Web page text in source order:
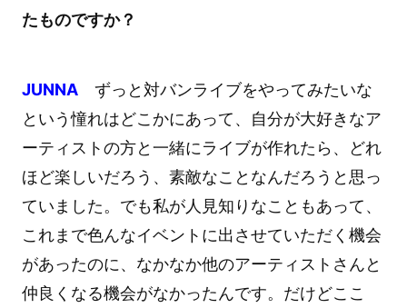
たものですか？
JUNNAずっと対バンライブをやってみたいな
という憧れはどこかにあって、自分が大好きなア
ーティストの方と一緒にライブが作れたら、どれ
ほど楽しいだろう、素敵なことなんだろうと思っ
ていました。でも私が人見知りなこともあって、
これまで色んなイベントに出させていただく機会
があったのに、なかなか他のアーティストさんと
仲良くなる機会がなかったんです。だけどここ